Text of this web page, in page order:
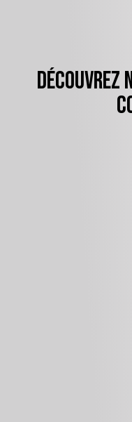
Découvrez